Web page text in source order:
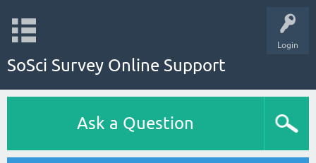
Login
SoSci Survey Online Support
Ask a Question